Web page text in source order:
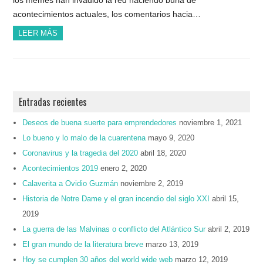
acontecimientos actuales, los comentarios hacia…
LEER MÁS
Entradas recientes
Deseos de buena suerte para emprendedores noviembre 1, 2021
Lo bueno y lo malo de la cuarentena mayo 9, 2020
Coronavirus y la tragedia del 2020 abril 18, 2020
Acontecimientos 2019 enero 2, 2020
Calaverita a Ovidio Guzmán noviembre 2, 2019
Historia de Notre Dame y el gran incendio del siglo XXI
abril 15,
2019
La guerra de las Malvinas o conflicto del Atlántico Sur abril 2, 2019
El gran mundo de la literatura breve marzo 13, 2019
Hoy se cumplen 30 años del world wide web marzo 12, 2019